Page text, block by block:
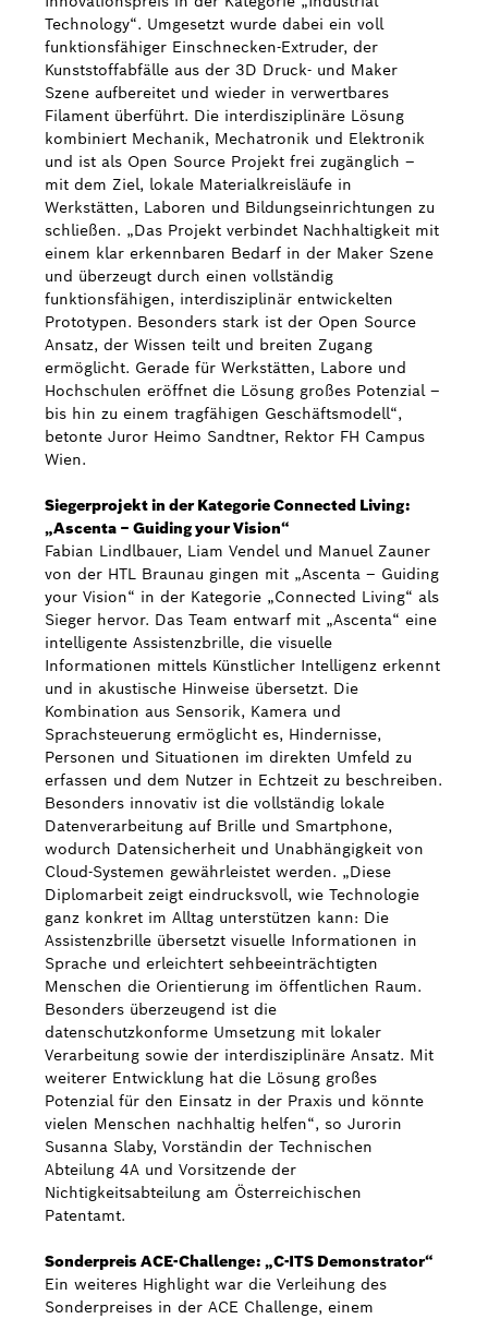
Technology“. Umgesetzt wurde dabei ein voll
funktionsfähiger Einschnecken-Extruder, der
Kunststoffabfälle aus der 3D Druck- und Maker
Szene aufbereitet und wieder in verwertbares
Filament überführt. Die interdisziplinäre Lösung
kombiniert Mechanik, Mechatronik und Elektronik
und ist als Open Source Projekt frei zugänglich –
mit dem Ziel, lokale Materialkreisläufe in
Werkstätten, Laboren und Bildungseinrichtungen zu
schließen. „Das Projekt verbindet Nachhaltigkeit mit
einem klar erkennbaren Bedarf in der Maker Szene
und überzeugt durch einen vollständig
funktionsfähigen, interdisziplinär entwickelten
Prototypen. Besonders stark ist der Open Source
Ansatz, der Wissen teilt und breiten Zugang
ermöglicht. Gerade für Werkstätten, Labore und
Hochschulen eröffnet die Lösung großes Potenzial –
bis hin zu einem tragfähigen Geschäftsmodell“,
betonte Juror Heimo Sandtner, Rektor FH Campus
Wien.
Siegerprojekt in der Kategorie Connected Living:
„Ascenta – Guiding your Vision“
Fabian Lindlbauer, Liam Vendel und Manuel Zauner
von der HTL Braunau gingen mit „Ascenta – Guiding
your Vision“ in der Kategorie „Connected Living“ als
Sieger hervor. Das Team entwarf mit „Ascenta“ eine
intelligente Assistenzbrille, die visuelle
Informationen mittels Künstlicher Intelligenz erkennt
und in akustische Hinweise übersetzt. Die
Kombination aus Sensorik, Kamera und
Sprachsteuerung ermöglicht es, Hindernisse,
Personen und Situationen im direkten Umfeld zu
erfassen und dem Nutzer in Echtzeit zu beschreiben.
Besonders innovativ ist die vollständig lokale
Datenverarbeitung auf Brille und Smartphone,
wodurch Datensicherheit und Unabhängigkeit von
Cloud-Systemen gewährleistet werden. „Diese
Diplomarbeit zeigt eindrucksvoll, wie Technologie
ganz konkret im Alltag unterstützen kann: Die
Assistenzbrille übersetzt visuelle Informationen in
Sprache und erleichtert sehbeeinträchtigten
Menschen die Orientierung im öffentlichen Raum.
Besonders überzeugend ist die
datenschutzkonforme Umsetzung mit lokaler
Verarbeitung sowie der interdisziplinäre Ansatz. Mit
weiterer Entwicklung hat die Lösung großes
Potenzial für den Einsatz in der Praxis und könnte
vielen Menschen nachhaltig helfen“, so Jurorin
Susanna Slaby, Vorständin der Technischen
Abteilung 4A und Vorsitzende der
Nichtigkeitsabteilung am Österreichischen
Patentamt.
Sonderpreis ACE-Challenge: „C-ITS Demonstrator“
Ein weiteres Highlight war die Verleihung des
Sonderpreises in der ACE Challenge, einem